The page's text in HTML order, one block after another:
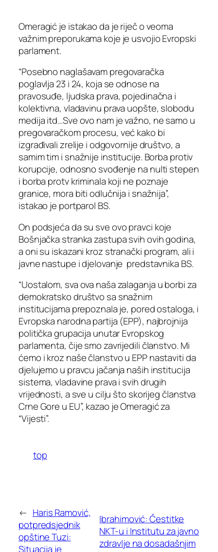
Omeragić je istakao da je riječ o veoma
važnim preporukama koje je usvojio Evropski
parlament.
“Posebno naglašavam pregovaračka
poglavlja 23 i 24, koja se odnose na
pravosuđe, ljudska prava, pojedinačna i
kolektivna, vladavinu prava uopšte, slobodu
medija itd…Sve ovo nam je važno, ne samo u
pregovaračkom procesu, već kako bi
izgrađivali zrelije i odgovornije društvo, a
samim tim i snažnije institucije. Borba protiv
korupcije, odnosno svođenje na nulti stepen
i borba protv kriminala koji ne poznaje
granice, mora biti odlučnija i snažnija”,
istakao je portparol BS.
On podsjeća da su sve ovo pravci koje
Bošnjačka stranka zastupa svih ovih godina,
a oni su iskazani kroz stranački program, ali i
javne nastupe i djelovanje predstavnika BS.
“Uostalom, sva ova naša zalaganja u borbi za
demokratsko društvo sa snažnim
institucijama prepoznala je, pored ostaloga, i
Evropska narodna partija (EPP), najbrojnija
politička grupacija unutar Evropskog
parlamenta, čije smo zavrijedili članstvo. Mi
ćemo i kroz naše članstvo u EPP nastaviti da
djelujemo u pravcu jačanja naših institucija
sistema, vladavine prava i svih drugih
vrijednosti, a sve u cilju što skorijeg članstva
Crne Gore u EU”, kazao je Omeragić za
“Vijesti”.
top
← Haris Ramović,
potpredsjednik
opštine Tuzi:
Situacija je
Ibrahimović: Čestitke
NKT-u i Institutu za javno
zdravlje na dosadašnjim